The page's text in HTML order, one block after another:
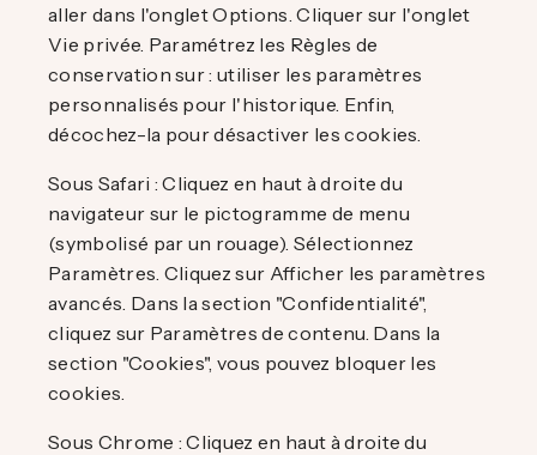
aller dans l'onglet Options. Cliquer sur l'onglet
Vie privée. Paramétrez les Règles de
conservation sur : utiliser les paramètres
personnalisés pour l'historique. Enfin,
décochez-la pour désactiver les cookies.
Sous Safari : Cliquez en haut à droite du
navigateur sur le pictogramme de menu
(symbolisé par un rouage). Sélectionnez
Paramètres. Cliquez sur Afficher les paramètres
avancés. Dans la section "Confidentialité",
cliquez sur Paramètres de contenu. Dans la
section "Cookies", vous pouvez bloquer les
cookies.
Sous Chrome : Cliquez en haut à droite du